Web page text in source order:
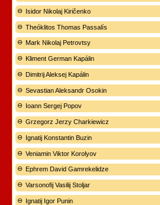
Isidor Nikolaj Kiričenko
Theóklitos Thomas Passalís
Mark Nikolaj Petrovtsy
Kliment German Kapálin
Dimitrij Aleksej Kapálin
Sevastian Aleksandr Osokin
Ioann Sergej Popov
Grzegorz Jerzy Charkiewicz
Ignatij Konstantin Buzin
Veniamin Viktor Korolyov
Ephrem David Gamrekelidze
Varsonofij Vasilij Stoljar
Ignatij Igor Punin